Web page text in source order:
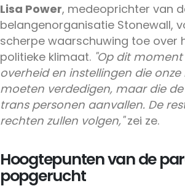
Lisa Power, medeoprichter van
belangenorganisatie Stonewall,
scherpe waarschuwing toe over
politieke klimaat. "Op dit
overheid en instellingen die
moeten verdedigen, maar die
trans personen aanvallen. De
rechten zullen volgen,"zei ze.
Hoogtepunten van de
popgerucht